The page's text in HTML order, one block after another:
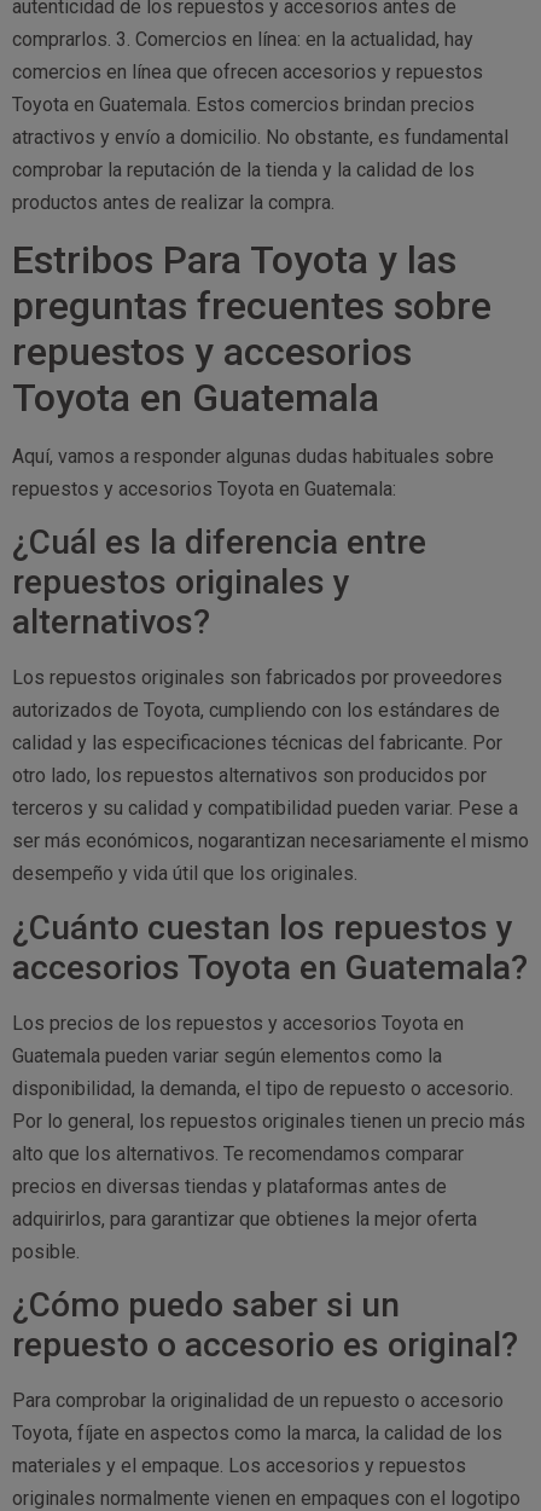
autenticidad de los repuestos y accesorios antes de
comprarlos. 3. Comercios en línea: en la actualidad, hay
comercios en línea que ofrecen accesorios y repuestos
Toyota en Guatemala. Estos comercios brindan precios
atractivos y envío a domicilio. No obstante, es fundamental
comprobar la reputación de la tienda y la calidad de los
productos antes de realizar la compra.
Estribos Para Toyota y las
preguntas frecuentes sobre
repuestos y accesorios
Toyota en Guatemala
Aquí, vamos a responder algunas dudas habituales sobre
repuestos y accesorios Toyota en Guatemala:
¿Cuál es la diferencia entre
repuestos originales y
alternativos?
Los repuestos originales son fabricados por proveedores
autorizados de Toyota, cumpliendo con los estándares de
calidad y las especificaciones técnicas del fabricante. Por
otro lado, los repuestos alternativos son producidos por
terceros y su calidad y compatibilidad pueden variar. Pese a
ser más económicos, nogarantizan necesariamente el mismo
desempeño y vida útil que los originales.
¿Cuánto cuestan los repuestos y
accesorios Toyota en Guatemala?
Los precios de los repuestos y accesorios Toyota en
Guatemala pueden variar según elementos como la
disponibilidad, la demanda, el tipo de repuesto o accesorio.
Por lo general, los repuestos originales tienen un precio más
alto que los alternativos. Te recomendamos comparar
precios en diversas tiendas y plataformas antes de
adquirirlos, para garantizar que obtienes la mejor oferta
posible.
¿Cómo puedo saber si un
repuesto o accesorio es original?
Para comprobar la originalidad de un repuesto o accesorio
Toyota, fíjate en aspectos como la marca, la calidad de los
materiales y el empaque. Los accesorios y repuestos
originales normalmente vienen en empaques con el logotipo